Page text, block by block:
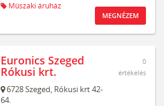
Műszaki áruház
MEGNÉZEM
Euronics Szeged
Rókusi krt.
6728Szeged, Rókusi krt 42-
64.
0
értékelés